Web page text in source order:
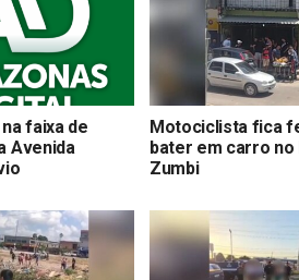
faixa de
Avenida
Motociclista fica
bater em carro no
Zumbi